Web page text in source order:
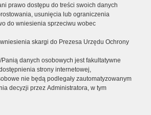
prawo dostępu do treści swoich danych
usunięcia lub ograniczenia
do wniesienia sprzeciwu wobec
skargi do Prezesa Urzędu Ochrony
danych osobowych jest fakultatywne
strony internetowej,
nie będą podlegały zautomatyzowanym
decyzji przez Administratora, w tym